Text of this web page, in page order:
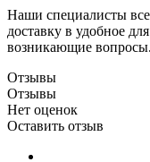
Наши специалисты
доставку в удобное
возникающие вопросы.
Отзывы
Отзывы
Нет оценок
Оставить отзыв